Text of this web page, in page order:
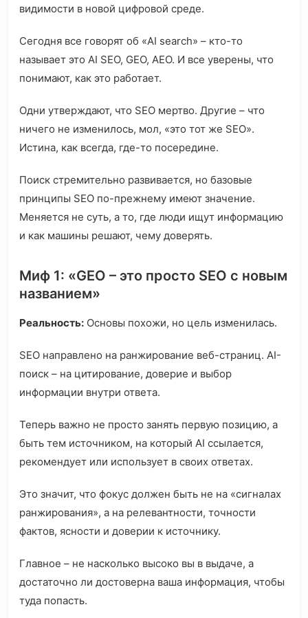
видимости в новой цифровой среде.
Сегодня все говорят об «AI search» – кто-то
называет это AI SEO, GEO, AEO. И все уверены, что
понимают, как это работает.
Одни утверждают, что SEO мертво. Другие – что
ничего не изменилось, мол, «это тот же SEO».
Истина, как всегда, где-то посередине.
Поиск стремительно развивается, но базовые
принципы SEO по-прежнему имеют значение.
Меняется не суть, а то, где люди ищут информацию
и как машины решают, чему доверять.
Миф 1: «GEO – это просто SEO с новым
названием»
Реальность: Основы похожи, но цель изменилась.
SEO направлено на ранжирование веб-страниц. AI-
поиск – на цитирование, доверие и выбор
информации внутри ответа.
Теперь важно не просто занять первую позицию, а
быть тем источником, на который AI ссылается,
рекомендует или использует в своих ответах.
Это значит, что фокус должен быть не на «сигналах
ранжирования», а на релевантности, точности
фактов, ясности и доверии к источнику.
Главное – не насколько высоко вы в выдаче, а
достаточно ли достоверна ваша информация, чтобы
туда попасть.